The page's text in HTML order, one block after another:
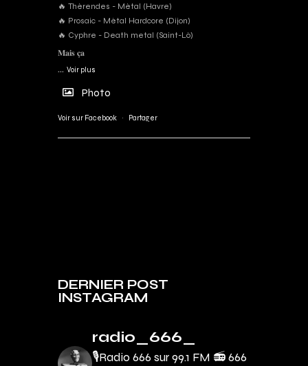
🔥 Thérendes - Métal (Havre)
🔥 Prosaic - Métal Hardcore (Dijon)
🔥 Cyphre - Death metal (Saint-Lô)
𝐌𝐚𝐢𝐬 𝐜̧𝐚
... Voir plus
Photo
Voir sur Facebook · Partager
DERNIER POST
INSTAGRAM
radio_666_
🎙Radio 666 sur 99.1 FM 📻666